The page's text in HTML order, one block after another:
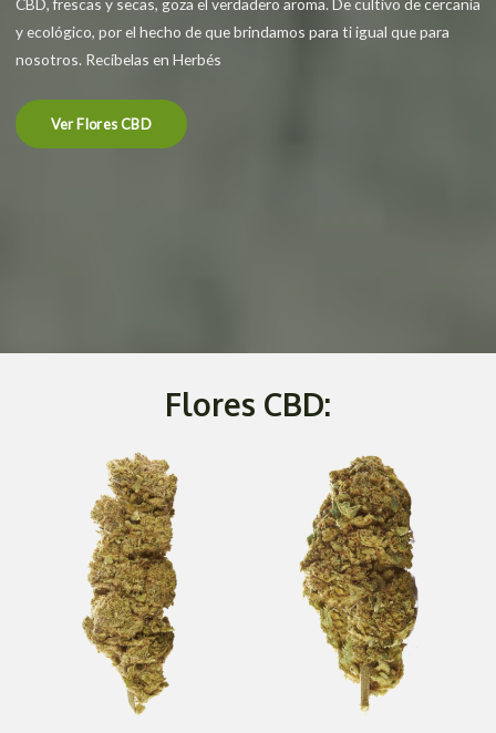
CBD, frescas y secas, goza el verdadero aroma. De cultivo de cercanía
y ecológico, por el hecho de que brindamos para ti igual que para
nosotros. Recíbelas en Herbés
Ver Flores CBD
Flores CBD: